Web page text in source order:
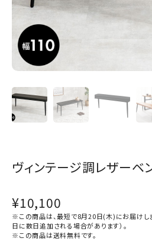
ヴィンテージ調レザーベン
¥10,100
※この商品は、最短で8月20日(木)にお届けし
日に数日追加される場合があります）。
※この商品は送料無料です。